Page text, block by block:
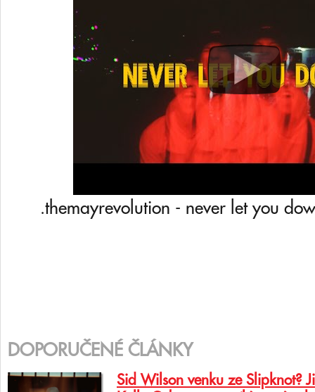
.themayrevolution - never let you
DOPORUČENÉ ČLÁNKY
Sid Wilson venku ze Slipknot?